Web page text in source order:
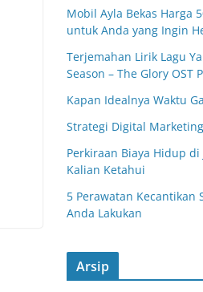
Mobil Ayla Bekas Harga
untuk Anda yang Ingin
Terjemahan Lirik Lagu
Season – The Glory OST
Kapan Idealnya Waktu
Strategi Digital
Perkiraan Biaya Hidup di
Kalian Ketahui
5 Perawatan Kecantikan
Anda Lakukan
Arsip